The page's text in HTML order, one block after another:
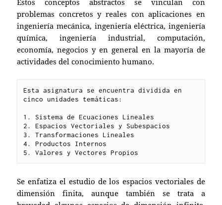
Estos conceptos abstractos se vinculan con
problemas concretos y reales con aplicaciones en
ingeniería mecánica, ingeniería eléctrica, ingeniería
química, ingeniería industrial, computación,
economía, negocios y en general en la mayoría de
actividades del conocimiento humano.
Esta asignatura se encuentra dividida en
cinco unidades temáticas:
1. Sistema de Ecuaciones Lineales
2. Espacios Vectoriales y Subespacios
3. Transformaciones Lineales
4. Productos Internos
5. Valores y Vectores Propios
Se enfatiza el estudio de los espacios vectoriales de
dimensión finita, aunque también se trata a